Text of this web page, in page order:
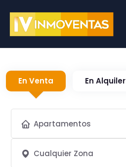
En Venta En Alquiler
Apartamentos
Cualquier Zona